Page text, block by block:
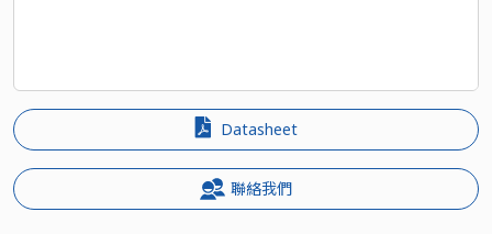
Datasheet
聯絡我們